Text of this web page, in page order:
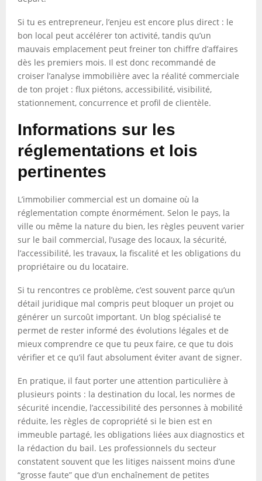
Si tu es entrepreneur, l’enjeu est encore plus direct : le
bon local peut accélérer ton activité, tandis qu’un
mauvais emplacement peut freiner ton chiffre d’affaires
dès les premiers mois. Il est donc recommandé de
croiser l’analyse immobilière avec la réalité commerciale
de ton projet : flux piétons, accessibilité, visibilité,
stationnement, concurrence et profil de clientèle.
Informations sur les
réglementations et lois
pertinentes
L’immobilier commercial est un domaine où la
réglementation compte énormément. Selon le pays, la
ville ou même la nature du bien, les règles peuvent varier
sur le bail commercial, l’usage des locaux, la sécurité,
l’accessibilité, les travaux, la fiscalité et les obligations du
propriétaire ou du locataire.
Si tu rencontres ce problème, c’est souvent parce qu’un
détail juridique mal compris peut bloquer un projet ou
générer un surcoût important. Un blog spécialisé te
permet de rester informé des évolutions légales et de
mieux comprendre ce que tu peux faire, ce que tu dois
vérifier et ce qu’il faut absolument éviter avant de signer.
En pratique, il faut porter une attention particulière à
plusieurs points : la destination du local, les normes de
sécurité incendie, l’accessibilité des personnes à mobilité
réduite, les règles de copropriété si le bien est en
immeuble partagé, les obligations liées aux diagnostics et
la rédaction du bail. Les professionnels du secteur
constatent souvent que les litiges naissent moins d’une
“grosse faute” que d’un enchaînement de petites